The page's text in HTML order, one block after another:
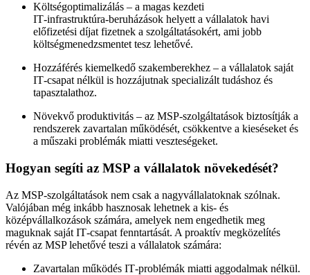
Költségoptimalizálás – a magas kezdeti
IT‑infrastruktúra‑beruházások helyett a vállalatok havi
előfizetési díjat fizetnek a szolgáltatásokért, ami jobb
költségmenedzsmentet tesz lehetővé.
Hozzáférés kiemelkedő szakemberekhez – a vállalatok saját
IT‑csapat nélkül is hozzájutnak specializált tudáshoz és
tapasztalathoz.
Növekvő produktivitás – az MSP‑szolgáltatások biztosítják a
rendszerek zavartalan működését, csökkentve a kieséseket és
a műszaki problémák miatti veszteségeket.
Hogyan segíti az MSP a vállalatok növekedését?
Az MSP‑szolgáltatások nem csak a nagyvállalatoknak szólnak.
Valójában még inkább hasznosak lehetnek a kis- és
középvállalkozások számára, amelyek nem engedhetik meg
maguknak saját IT‑csapat fenntartását. A proaktív megközelítés
révén az MSP lehetővé teszi a vállalatok számára:
Zavartalan működés IT‑problémák miatti aggodalmak nélkül.